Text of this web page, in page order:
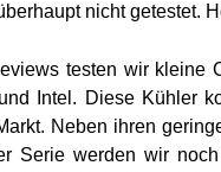
nicht getestet.
testen wir kleine
Intel. Diese Kühler
Neben ihren
Serie werden wir